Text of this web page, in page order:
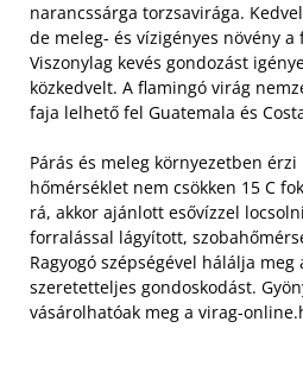
narancssárga torzsavirága.
de meleg- és vízigényes növény a
Viszonylag kevés gondozást
közkedvelt. A flamingó virág
faja lelhető fel Guatemala és
Párás és meleg környezetben
hőmérséklet nem csökken 15 C
rá, akkor ajánlott esővízzel
forralással lágyított,
Ragyogó szépségével hálálja
szeretetteljes gondoskodást.
vásárolhatóak meg a virag-